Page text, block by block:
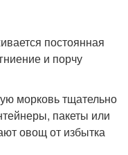
постоянная
и порчу
морковь тщательно
пакеты или
овощ от избытка